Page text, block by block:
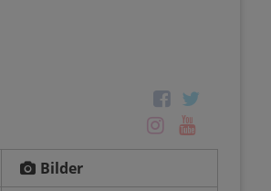
Bilder